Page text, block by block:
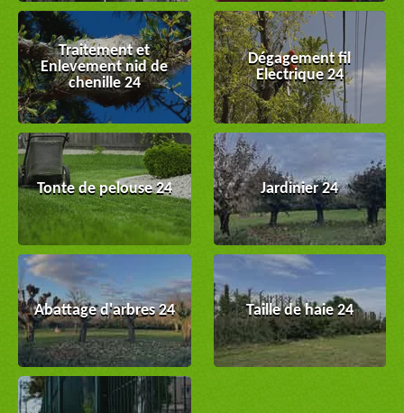
Traitement et
Enlevement nid de
chenille 24
Dégagement fil
Electrique 24
Tonte de pelouse 24 Jardinier 24
Abattage d'arbres 24 Taille de haie 24